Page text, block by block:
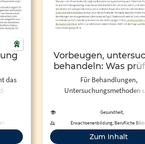
das
der
Vorbeugen,
behandeln: Was
evidenzbasierte
Für Behandlungen,
Untersuchungsmethoden
herauszufinden, ob sie
einen Nutzen haben, müssen
geeigneten Studien geprüft
Gesundheit,
Erwachsenenbildung, Berufliche
Sekundarstufe II, Hochschule,
Zum Inhalt